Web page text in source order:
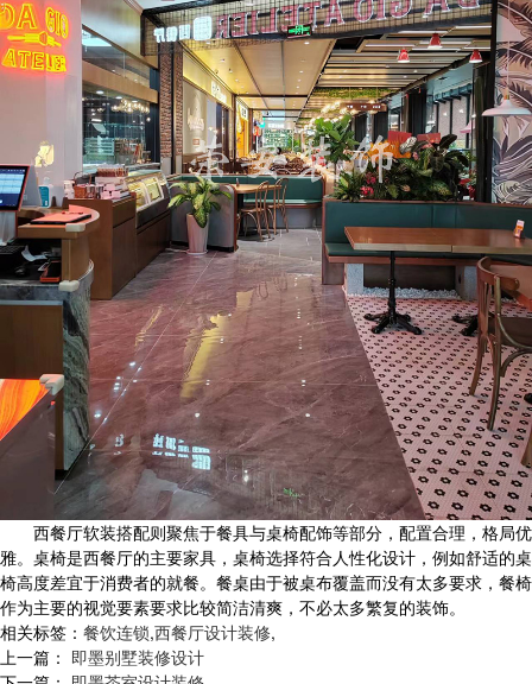
西餐厅软装搭配则聚焦于餐具与桌椅配饰等部分，配置合理，格局优
雅。桌椅是西餐厅的主要家具，桌椅选择符合人性化设计，例如舒适的桌
椅高度差宜于消费者的就餐。餐桌由于被桌布覆盖而没有太多要求，餐椅
作为主要的视觉要素要求比较简洁清爽，不必太多繁复的装饰。
相关标签： 餐饮连锁,西餐厅设计装修,
上一篇： 即墨别墅装修设计